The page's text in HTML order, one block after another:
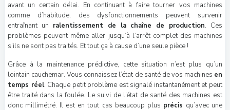
avant un certain délai. En continuant à faire tourner vos machines
comme d’habitude, des dysfonctionnements peuvent survenir
entraînant un ralentissement de la chaîne de production. Ces
problèmes peuvent même aller jusqu’à l’arrêt complet des machines
s’ils ne sont pas traités. Et tout ça à cause d’une seule pièce !
Grâce à la maintenance prédictive, cette situation n’est plus qu’un
lointain cauchemar. Vous connaissez l’état de santé de vos machines en
temps réel. Chaque petit problème est signalé instantanément et peut
être traité dans la foulée. Le suivi de l’état de santé des machines est
donc millimétré. Il est en tout cas beaucoup plus précis qu’avec une